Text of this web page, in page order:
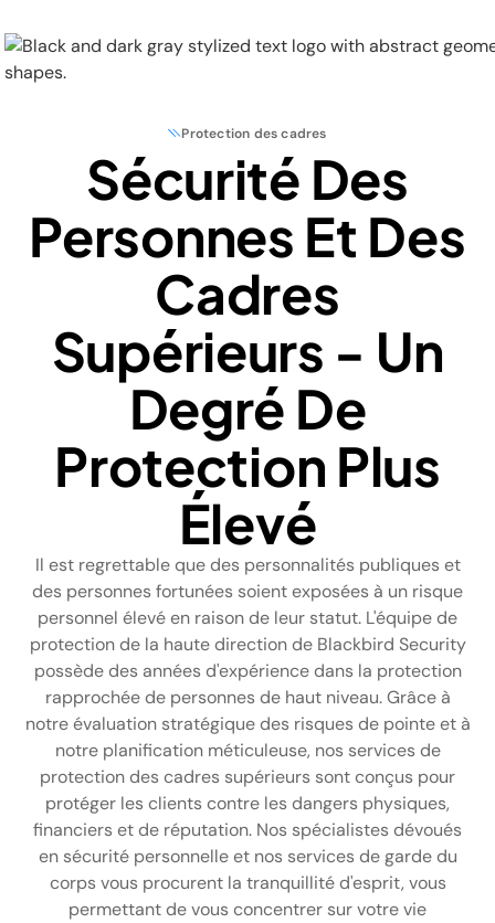
Physical Security
Security Systems
Industries
Careers
+ ( 88 ) 9 9 1- 2 6 2
Contact Us
Protection des cadres
Sécurité Des
Personnes Et Des
Cadres
Supérieurs - Un
Degré De
Protection Plus
Élevé
Il est regrettable que des personnalités publiques et
des personnes fortunées soient exposées à un risque
personnel élevé en raison de leur statut. L'équipe de
protection de la haute direction de Blackbird Security
possède des années d'expérience dans la protection
rapprochée de personnes de haut niveau. Grâce à
notre évaluation stratégique des risques de pointe et à
notre planification méticuleuse, nos services de
protection des cadres supérieurs sont conçus pour
protéger les clients contre les dangers physiques,
financiers et de réputation. Nos spécialistes dévoués
en sécurité personnelle et nos services de garde du
corps vous procurent la tranquillité d'esprit, vous
permettant de vous concentrer sur votre vie